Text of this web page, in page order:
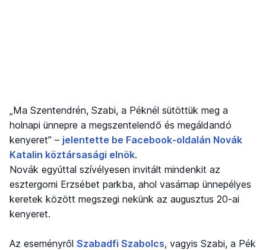
„Ma Szentendrén, Szabi, a Péknél sütöttük meg a
holnapi ünnepre a megszentelendő és megáldandó
kenyeret” – jelentette be Facebook-oldalán Novák
Katalin köztársasági elnök.
Novák egyúttal szívélyesen invitált mindenkit az
esztergomi Erzsébet parkba, ahol vasárnap ünnepélyes
keretek között megszegi nekünk az augusztus 20-ai
kenyeret.
Az eseményről Szabadfi Szabolcs, vagyis Szabi, a Pék